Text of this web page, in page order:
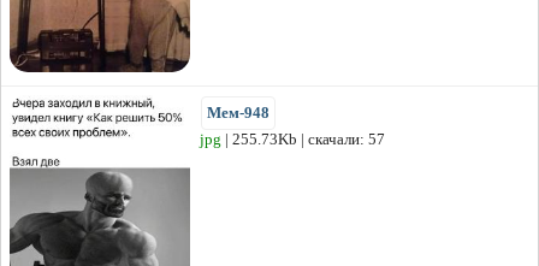
Мем-948
jpg | 255.73Kb | скачали: 57